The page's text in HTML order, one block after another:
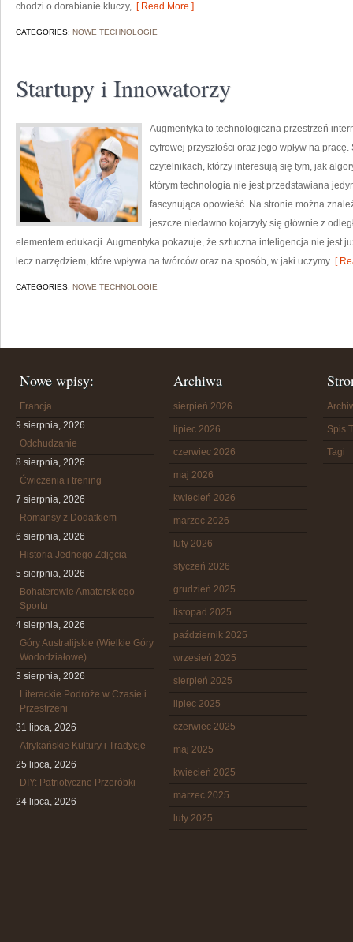
chodzi o dorabianie kluczy, [ Read More ]
CATEGORIES: NOWE TECHNOLOGIE
Startupy i Innowatorzy
Augmentyka to technologiczna przestrzeń
cyfrowej przyszłości oraz jego wpływ na
czytelnikach, którzy interesują się tym, jak
którym technologia nie jest przedstawiana
fascynująca opowieść. Na stronie można
jeszcze niedawno kojarzyły się głównie z
elementem edukacji. Augmentyka pokazuje, że sztuczna inteligencja nie jest
lecz narzędziem, które wpływa na twórców oraz na sposób, w jaki uczymy [
CATEGORIES: NOWE TECHNOLOGIE
Nowe wpisy:
Francja
9 sierpnia, 2026
Odchudzanie
8 sierpnia, 2026
Ćwiczenia i trening
7 sierpnia, 2026
Romansy z Dodatkiem
6 sierpnia, 2026
Historia Jednego Zdjęcia
5 sierpnia, 2026
Bohaterowie Amatorskiego
Sportu
4 sierpnia, 2026
Góry Australijskie (Wielkie Góry
Wododziałowe)
3 sierpnia, 2026
Literackie Podróże w Czasie i
Przestrzeni
31 lipca, 2026
Afrykańskie Kultury i Tradycje
25 lipca, 2026
DIY: Patriotyczne Przeróbki
24 lipca, 2026
Archiwa
sierpień 2026
lipiec 2026
czerwiec 2026
maj 2026
kwiecień 2026
marzec 2026
luty 2026
styczeń 2026
grudzień 2025
listopad 2025
październik 2025
wrzesień 2025
sierpień 2025
lipiec 2025
czerwiec 2025
maj 2025
kwiecień 2025
marzec 2025
luty 2025
Spis
Tagi